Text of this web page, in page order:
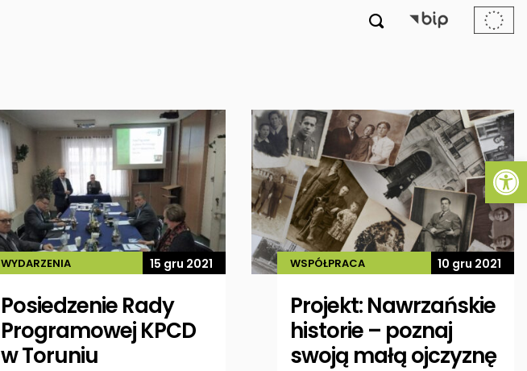

WYDARZENIA 15 gru 2021
Posiedzenie Rady
Programowej KPCD
w Toruniu
WSPÓŁPRACA 10 gru 2021
Projekt: Nawrzańskie
historie – poznaj
swoją małą ojczyznę